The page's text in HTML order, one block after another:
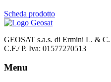
Scheda prodotto
GEOSAT s.a.s. di Ermini L. & C.
C.F./ P. Iva: 01577270513
Menu